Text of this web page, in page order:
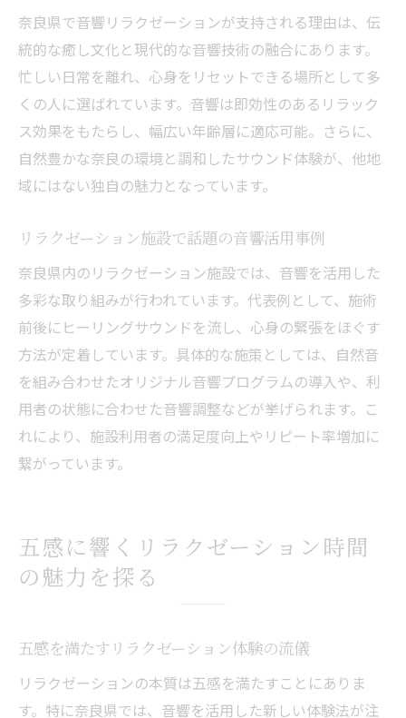
奈良県で音響リラクゼーションが支持される理由は、伝
統的な癒し文化と現代的な音響技術の融合にあります。
忙しい日常を離れ、心身をリセットできる場所として多
くの人に選ばれています。音響は即効性のあるリラック
ス効果をもたらし、幅広い年齢層に適応可能。さらに、
自然豊かな奈良の環境と調和したサウンド体験が、他地
域にはない独自の魅力となっています。
リラクゼーション施設で話題の音響活用事例
奈良県内のリラクゼーション施設では、音響を活用した
多彩な取り組みが行われています。代表例として、施術
前後にヒーリングサウンドを流し、心身の緊張をほぐす
方法が定着しています。具体的な施策としては、自然音
を組み合わせたオリジナル音響プログラムの導入や、利
用者の状態に合わせた音響調整などが挙げられます。こ
れにより、施設利用者の満足度向上やリピート率増加に
繋がっています。
五感に響くリラクゼーション時間
の魅力を探る
五感を満たすリラクゼーション体験の流儀
リラクゼーションの本質は五感を満たすことにありま
す。特に奈良県では、音響を活用した新しい体験法が注